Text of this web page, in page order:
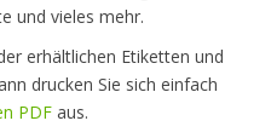
und vieles mehr.
erhältlichen Etiketten und
drucken Sie sich einfach
PDF aus.